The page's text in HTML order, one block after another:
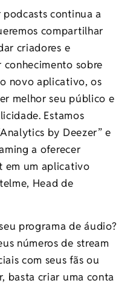
continua a
compartilhar
criadores e
sobre
novo aplicativo, os
melhor seu público e
Estamos
by Deezer” e
a oferecer
em um aplicativo
Head de
programa de áudio?
números de stream
com seus fãs ou
basta criar uma conta